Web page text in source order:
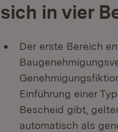
sich in vier
Der erste Bereich
Einführung einer
Bescheid gibt,
automatisch als